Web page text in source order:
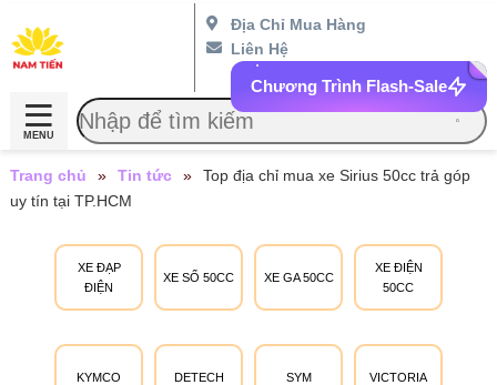
Địa Chỉ Mua Hàng
Liên Hệ
Chương Trình Flash-Sale
MENU
XE ĐẠP
ĐIỆN
XE SỐ 50CC XE GA 50CC
XE ĐIỆN
50CC
KYMCO DETECH SYM VICTORIA
Trang chủ » Tin tức »
Top địa chỉ mua xe Sirius 50cc trả góp
uy tín tại TP.HCM